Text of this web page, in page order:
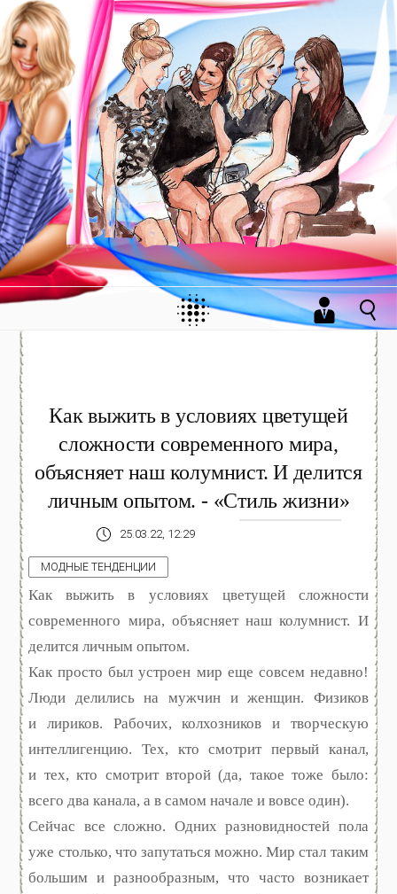
Как выжить в условиях цветущей
сложности современного мира,
объясняет наш колумнист. И делится
личным опытом. - «Стиль жизни»
25.03.22, 12:29
МОДНЫЕ ТЕНДЕНЦИИ
Как выжить в условиях цветущей сложности
современного мира, объясняет наш колумнист. И
делится личным опытом.
Как просто был устроен мир еще совсем недавно!
Люди делились на мужчин и женщин. Физиков
и лириков. Рабочих, колхозников и творческую
интеллигенцию. Тех, кто смотрит первый канал,
и тех, кто смотрит второй (да, такое тоже было:
всего два канала, а в самом начале и вовсе один).
Сейчас все сложно. Одних разновидностей пола
уже столько, что запутаться можно. Мир стал таким
большим и разнообразным, что часто возникает